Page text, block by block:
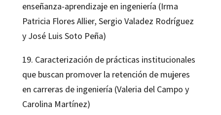
enseñanza-aprendizaje en ingeniería (Irma
Patricia Flores Allier, Sergio Valadez Rodríguez
y José Luis Soto Peña)
19. Caracterización de prácticas institucionales
que buscan promover la retención de mujeres
en carreras de ingeniería (Valeria del Campo y
Carolina Martínez)